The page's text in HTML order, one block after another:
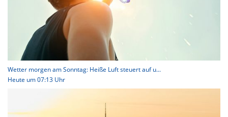
Wetter morgen am Sonntag: Heiße Luft steuert auf u...
Heute um 07:13 Uhr